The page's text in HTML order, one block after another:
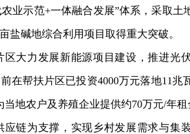
业示范+一体融合发展”体系，采取土
盐碱地综合利用项目取得重大突破。
力发展新能源项目建设，推进光
在帮扶片区已投资4000万元落地11兆
地农户及养殖企业提供约70万元/年租
为支撑，实现乡村发展需求与集